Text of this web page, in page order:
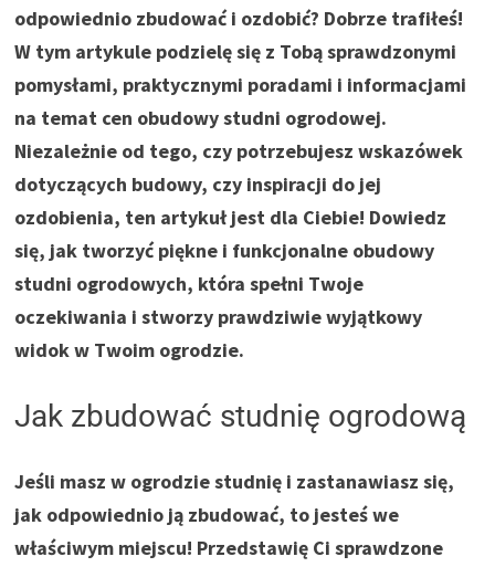
odpowiednio zbudować i ozdobić? Dobrze trafiłeś!
W tym artykule podzielę się z Tobą sprawdzonymi
pomysłami, praktycznymi poradami i informacjami
na temat cen obudowy studni ogrodowej.
Niezależnie od tego, czy potrzebujesz wskazówek
dotyczących budowy, czy inspiracji do jej
ozdobienia, ten artykuł jest dla Ciebie! Dowiedz
się, jak tworzyć piękne i funkcjonalne obudowy
studni ogrodowych, która spełni Twoje
oczekiwania i stworzy prawdziwie wyjątkowy
widok w Twoim ogrodzie.
Jak zbudować studnię ogrodową
Jeśli masz w ogrodzie studnię i zastanawiasz się,
jak odpowiednio ją zbudować, to jesteś we
właściwym miejscu! Przedstawię Ci sprawdzone